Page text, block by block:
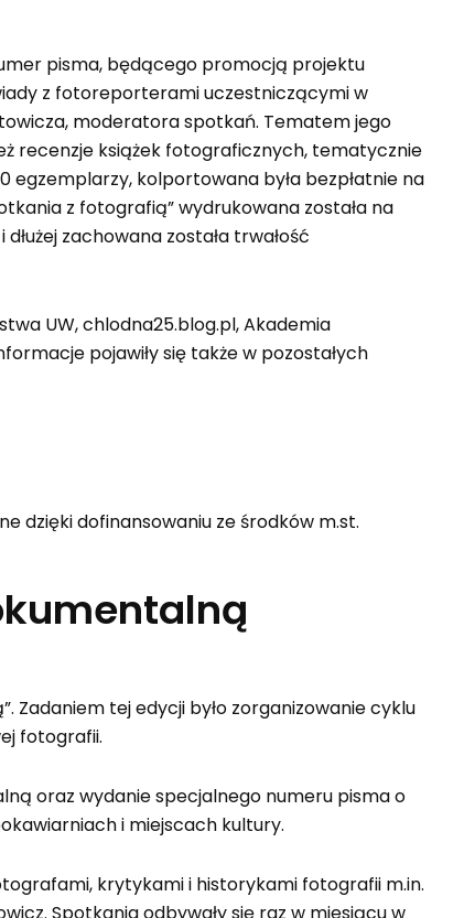
pisma, będącego promocją projektu
z fotoreporterami uczestniczącymi w
moderatora spotkań. Tematem jego
recenzje książek fotograficznych, tematycznie
egzemplarzy, kolportowana była bezpłatnie na
z fotografią” wydrukowana została na
zachowana została trwałość
UW, chlodna25.blog.pl, Akademia
pojawiły się także w pozostałych
dzięki dofinansowaniu ze środków m.st.
Zadaniem tej edycji było zorganizowanie cyklu
fotografii.
oraz wydanie specjalnego numeru pisma o
i miejscach kultury.
krytykami i historykami fotografii m.in.